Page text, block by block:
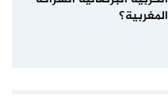
المغربية؟